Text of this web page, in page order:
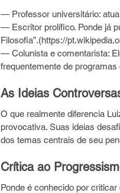
— Professor universitário:
— Escritor prolífico. Ponde já
Filosofia”.(https://
— Colunista e comentarista:
frequentemente de programas
As Ideias
O que realmente diferencia
provocativa. Suas ideias
dos temas centrais de seu
Crítica ao
Ponde é conhecido por